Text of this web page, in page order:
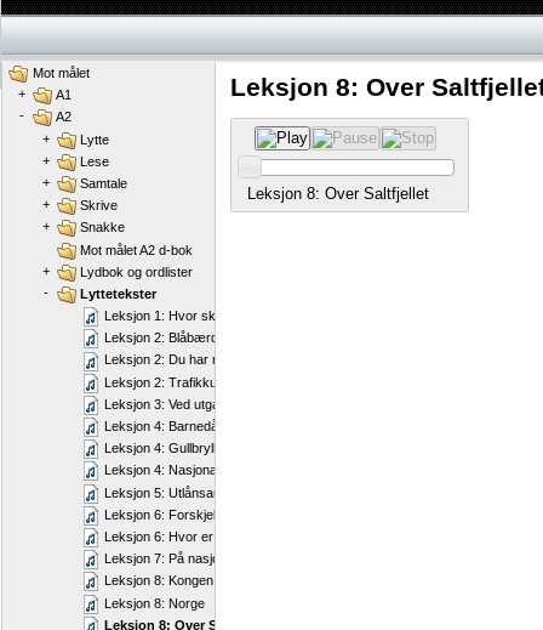
Leksjon 8: Over
Leksjon 8: Over Saltfjellet
Mot målet
+
A1
-
A2
+
Lytte
+
Lese
+
Samtale
+
Skrive
+
Snakke
Mot målet A2 d-bok
+
Lydbok og ordlister
-
Lyttetekster
Leksjon 1: Hvor skal vi sette sengen
Leksjon 2: Blåbærdrikk
Leksjon 2: Du har nå kommet til
Leksjon 2: Trafikkulykken
Leksjon 3: Ved utgangen
Leksjon 4: Barnedåp og konfirmasjon
Leksjon 4: Gullbryllup
Leksjon 4: Nasjonaldagen
Leksjon 5: Utlånsautomaten på blblioteket
Leksjon 6: Forskjelige høytider
Leksjon 6: Hvor er dere
Leksjon 7: På nasjonalgalleriet
Leksjon 8: Kongen og dronningen
Leksjon 8: Norge
Leksjon 8: Over Saltfjellet